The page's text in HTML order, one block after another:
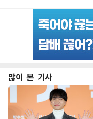
많이 본 기사